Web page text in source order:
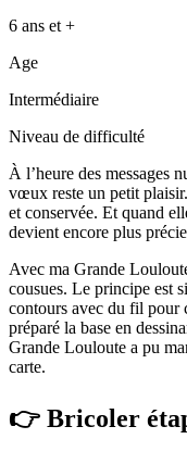
6 ans et +
Age
Intermédiaire
Niveau de difficulté
À l’heure des messages
vœux reste un petit
et conservée. Et quand
devient encore plus
Avec ma Grande
cousues. Le principe est
contours avec du fil pour
préparé la base en
Grande Louloute a pu
carte.
👉 Bricoler